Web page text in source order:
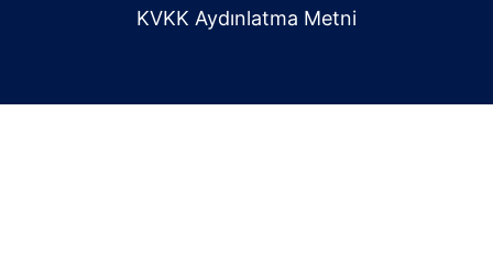
KVKK Aydınlatma Metni